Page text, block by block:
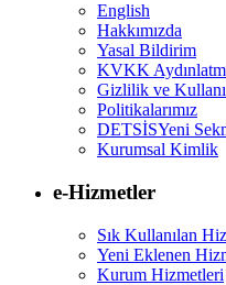
English
Hakkımızda
Yasal Bildirim
KVKK
Gizlilik ve
Politikalarımız
DETSİSYeni
Kurumsal Kimlik
e-Hizmetler
Sık Kullanılan
Yeni Eklenen
Kurum Hizmetleri